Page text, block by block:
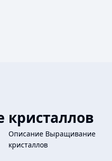
Описание Выращивание
кристаллов